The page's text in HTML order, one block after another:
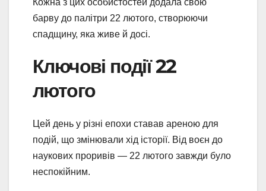
барву до палітри 22 лютого, створюючи
спадщину, яка живе й досі.
Ключові події 22
лютого
Цей день у різні епохи ставав ареною для
подій, що змінювали хід історії. Від воєн до
наукових проривів — 22 лютого завжди було
неспокійним.